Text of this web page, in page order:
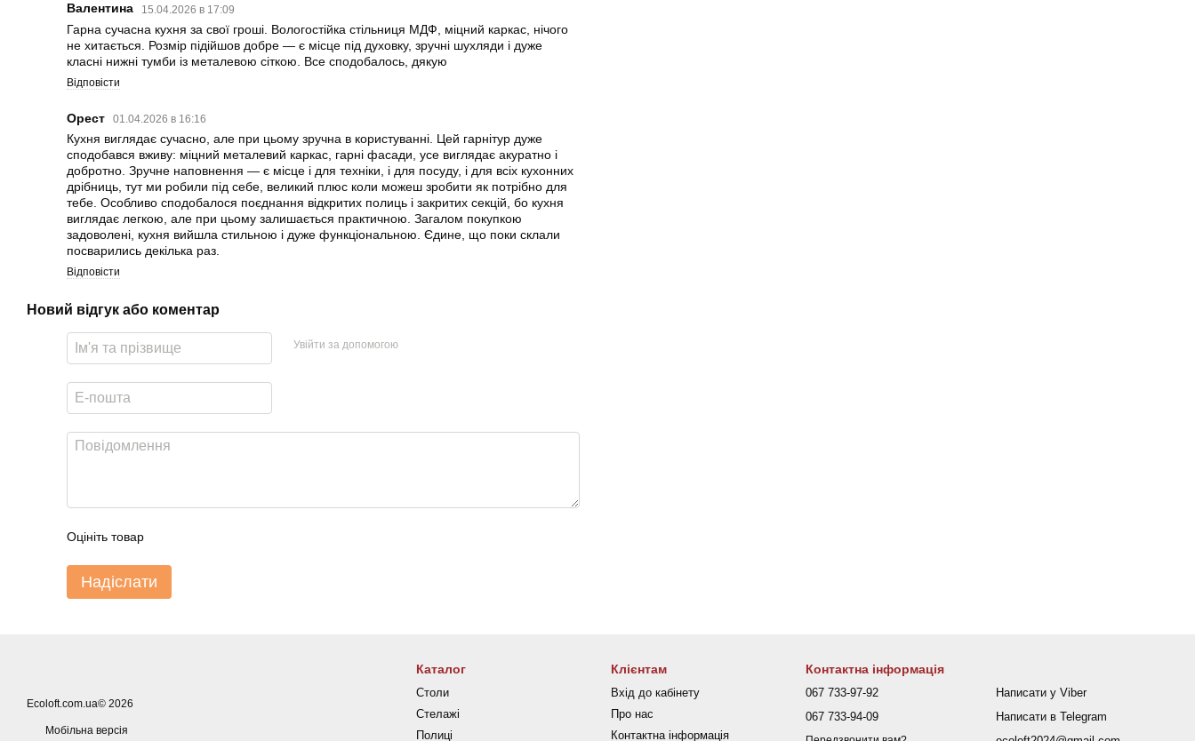
Валентина 15.04.2026 в 17:09
Гарна сучасна кухня за свої гроші. Вологостійка стільниця МДФ, міцний каркас, нічого
не хитається. Розмір підійшов добре — є місце під духовку, зручні шухляди і дуже
класні нижні тумби із металевою сіткою. Все сподобалось, дякую
Відповісти
Орест 01.04.2026 в 16:16
Кухня виглядає сучасно, але при цьому зручна в користуванні. Цей гарнітур дуже
сподобався вживу: міцний металевий каркас, гарні фасади, усе виглядає акуратно і
добротно. Зручне наповнення — є місце і для техніки, і для посуду, і для всіх кухонних
дрібниць, тут ми робили під себе, великий плюс коли можеш зробити як потрібно для
тебе. Особливо сподобалося поєднання відкритих полиць і закритих секцій, бо кухня
виглядає легкою, але при цьому залишається практичною. Загалом покупкою
задоволені, кухня вийшла стильною і дуже функціональною. Єдине, що поки склали
посварились декілька раз.
Відповісти
Новий відгук або коментар
Увійти за допомогою
Оцініть товар
Надіслати
Ecoloft.com.ua© 2026
Мобільна версія
Каталог
Столи
Стелажі
Полиці
Клієнтам
Вхід до кабінету
Про нас
Контактна інформація
Контактна інформація
067 733-97-92
067 733-94-09
Написати у Viber
Написати в Telegram